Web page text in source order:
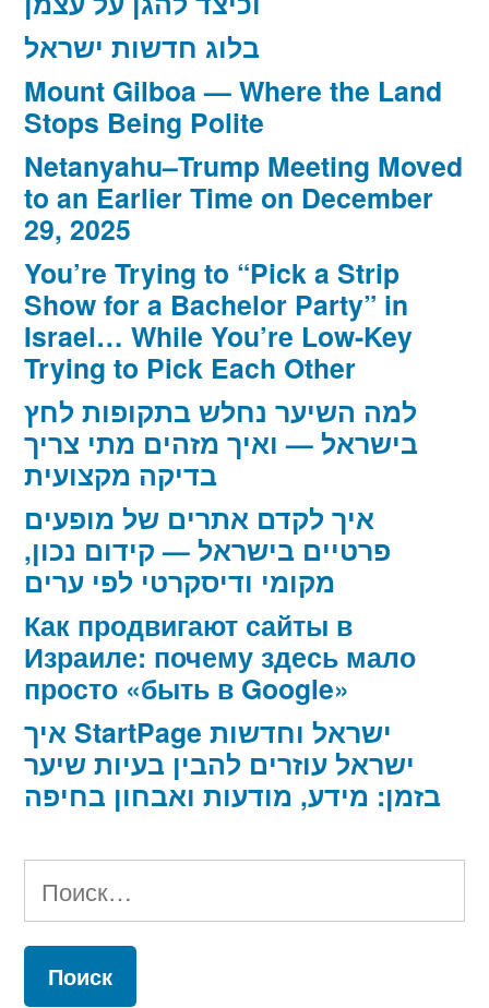
בלוג חדשות ישראל
Mount Gilboa — Where the Land
Stops Being Polite
Netanyahu–Trump Meeting Moved
to an Earlier Time on December
29, 2025
You’re Trying to “Pick a Strip
Show for a Bachelor Party” in
Israel… While You’re Low-Key
Trying to Pick Each Other
למה השיער נחלש בתקופות לחץ
בישראל — ואיך מזהים מתי צריך
בדיקה מקצועית
איך לקדם אתרים של מופעים
פרטיים בישראל — קידום נכון,
מקומי ודיסקרטי לפי ערים
Как продвигают сайты в
Израиле: почему здесь мало
просто «быть в Google»
איך StartPage ישראל וחדשות
ישראל עוזרים להבין בעיות שיער
בזמן: מידע, מודעות ואבחון בחיפה
Найти: